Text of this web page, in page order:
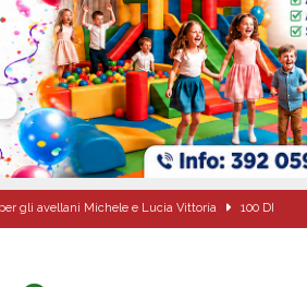
gli avellani Michele e Lucia Vittoria 100 DI
di emozioni e il primo campeggio nel Convento di